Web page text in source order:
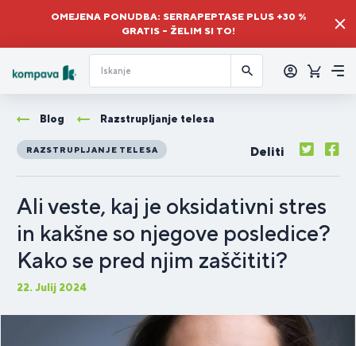
OMEJENA PONUDBA: SERRAPEPTASE PLUS +30 %
GRATIS – ŽELIM SI TO!
Blog Razstrupljanje telesa
RAZSTRUPLJANJE TELESA Deliti
Ali veste, kaj je oksidativni stres
in kakšne so njegove posledice?
Kako se pred njim zaščititi?
22. Julij 2024